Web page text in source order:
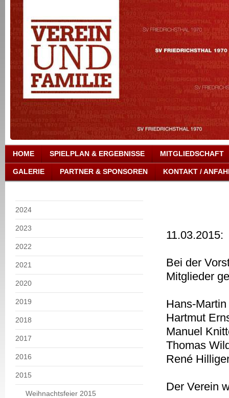
HOME SPIELPLAN & ERGEBNISSE MITGLIEDSCHAFT
GALERIE PARTNER & SPONSOREN KONTAKT /
2024
2023
2022
2021
2020
2019
2018
2017
2016
2015
Weihnachtsfeier 2015
11.03.2015:
Bei der
Mitglieder
Hans-
Hartmut
Manuel
Thomas
René
Der Verein